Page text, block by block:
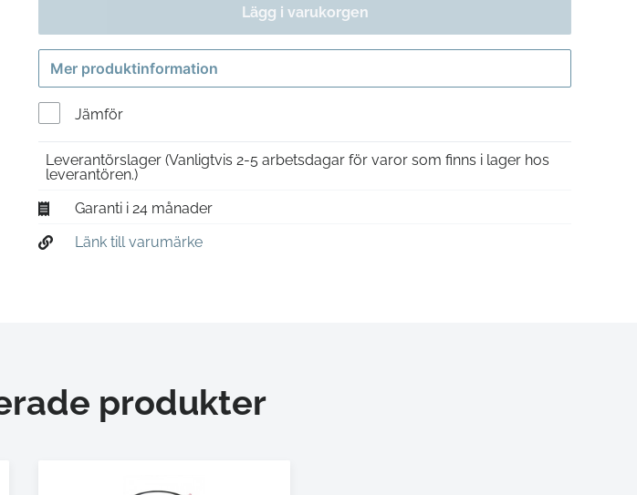
Lägg i varukorgen
Mer produktinformation
Jämför
Leverantörslager (Vanligtvis 2-5 arbetsdagar för varor som finns i lager hos
leverantören.)
Garanti i 24 månader
Länk till varumärke
produkter